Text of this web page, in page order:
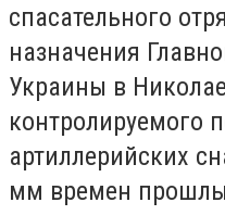
спасательного
назначения
Украины в
контролируемого
артиллерийских
мм времен